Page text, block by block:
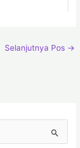
Selanjutnya Pos →